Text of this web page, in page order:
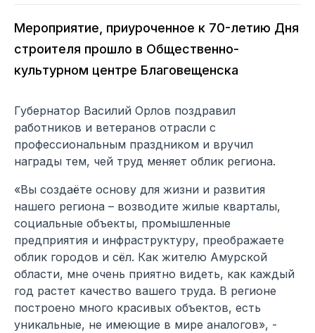
Мероприятие, приуроченное к 70-летию Дня
строителя прошло в Общественно-
культурном центре Благовещенска
Губернатор Василий Орлов поздравил
работников и ветеранов отрасли с
профессиональным праздником и вручил
награды тем, чей труд меняет облик региона.
«Вы создаёте основу для жизни и развития
нашего региона – возводите жилые кварталы,
социальные объекты, промышленные
предприятия и инфраструктуру, преображаете
облик городов и сёл. Как жителю Амурской
области, мне очень приятно видеть, как каждый
год растет качество вашего труда. В регионе
построено много красивых объектов, есть
уникальные, не имеющие в мире аналогов», -